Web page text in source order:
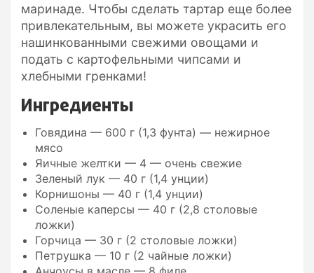
маринаде. Чтобы сделать тартар еще более
привлекательным, вы можете украсить его
нашинкованными свежими овощами и
подать с картофельными чипсами и
хлебными гренками!
Ингредиенты
Говядина — 600 г (1,3 фунта) — нежирное
мясо
Яичные желтки — 4 — очень свежие
Зеленый лук — 40 г (1,4 унции)
Корнишоны — 40 г (1,4 унции)
Соленые каперсы — 40 г (2,8 столовые
ложки)
Горчица — 30 г (2 столовые ложки)
Петрушка — 10 г (2 чайные ложки)